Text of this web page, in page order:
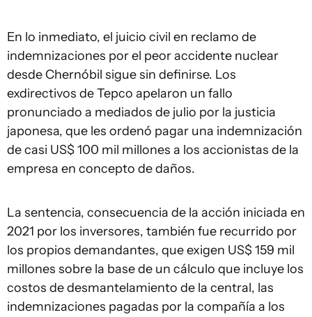
En lo inmediato, el juicio civil en reclamo de
indemnizaciones por el peor accidente nuclear
desde Chernóbil sigue sin definirse. Los
exdirectivos de Tepco apelaron un fallo
pronunciado a mediados de julio por la justicia
japonesa, que les ordenó pagar una indemnización
de casi US$ 100 mil millones a los accionistas de la
empresa en concepto de daños.
La sentencia, consecuencia de la acción iniciada en
2021 por los inversores, también fue recurrido por
los propios demandantes, que exigen US$ 159 mil
millones sobre la base de un cálculo que incluye los
costos de desmantelamiento de la central, las
indemnizaciones pagadas por la compañía a los